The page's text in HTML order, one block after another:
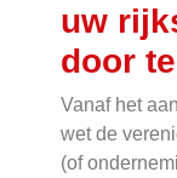
uw
door
Vanaf het
wet de
(of